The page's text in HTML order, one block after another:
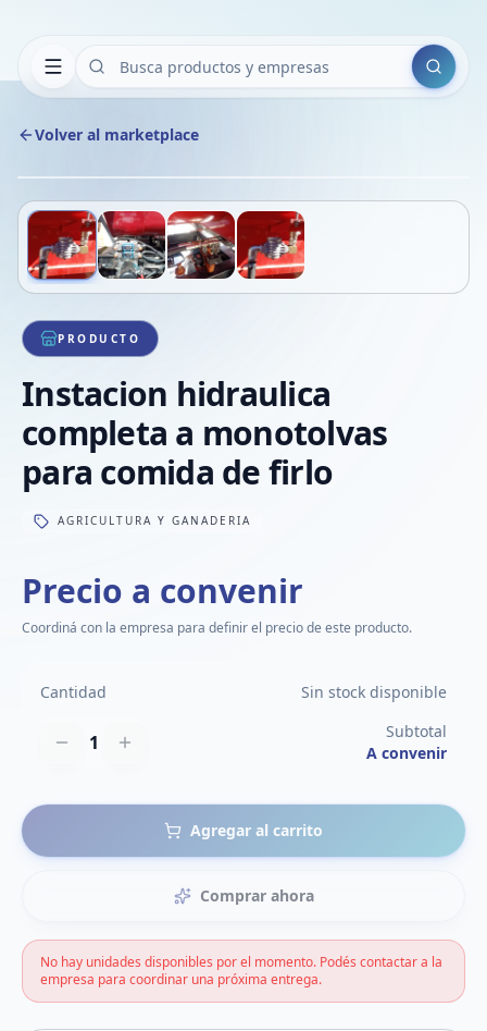
Buscar
Volver al marketplace
1/4
PRODUCTO
Instacion hidraulica
completa a monotolvas
para comida de firlo
AGRICULTURA Y GANADERIA
Precio a convenir
Coordiná con la empresa para definir el precio de este producto.
Cantidad Sin stock disponible
1
Subtotal
A convenir
Agregar al carrito
Comprar ahora
No hay unidades disponibles por el momento. Podés contactar a la
empresa para coordinar una próxima entrega.